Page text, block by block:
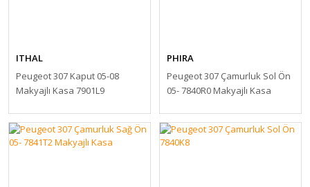
ITHAL
Peugeot 307 Kaput 05-08
Makyajlı Kasa 7901L9
PHIRA
Peugeot 307 Çamurluk Sol Ön
05- 7840R0 Makyajlı Kasa